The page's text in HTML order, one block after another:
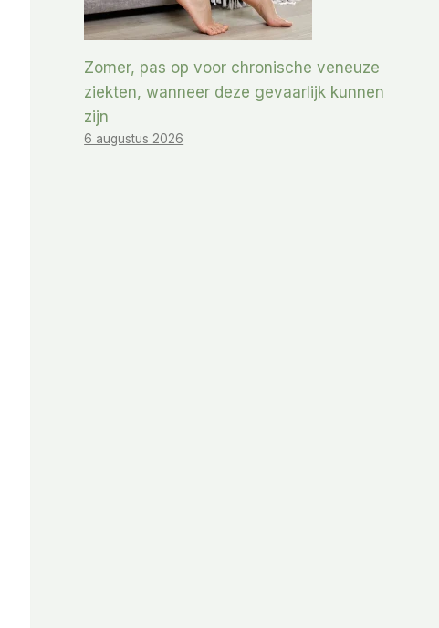
Zomer, pas op voor chronische veneuze
ziekten, wanneer deze gevaarlijk kunnen
zijn
6 augustus 2026